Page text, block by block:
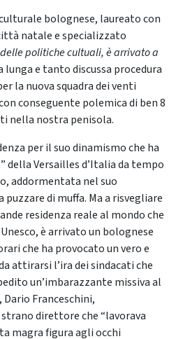
bolognese, laureato con
natale e specializzato
politiche cultuali,è arrivato a
lunga e tanto discussa procedura
la nuova squadra dei venti
conseguente polemica di ben 8
nella nostra penisola.
per il suo dinamismo che ha
della Versailles d’Italia da tempo
addormentata nel suo
di muffa. Ma a risvegliare
residenza reale al mondo che
è arrivato un bolognese
che ha provocato un vero e
attirarsi l’ira dei sindacati che
un’imbarazzante missiva al
Franceschini,
direttore che “lavorava
magra figura agli occhi